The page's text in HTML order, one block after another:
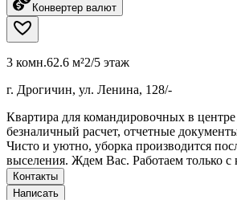
Конвертер валют
3 комн.62.6 м²2/5 этаж
г. Дрогичин, ул. Ленина, 128/-
Квартира для командировочных в
безналичный расчет, отчетные
Чисто и уютно, уборка производится
выселения. Ждем Вас. Работаем только
Контакты
Написать